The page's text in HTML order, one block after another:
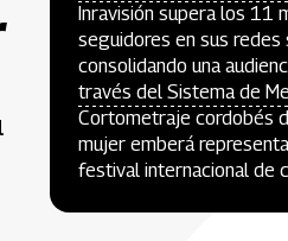
Inravisión supera los 11
seguidores en sus redes
consolidando una
través del Sistema de
Cortometraje cordobés
mujer emberá
festival internacional de